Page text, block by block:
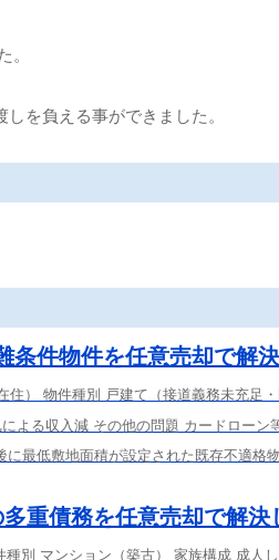
。
を負える事ができました。
条件物件を任意売却で解
住） 物件種別 戸建て（接道義務未充足
よる収入減 その他の問題 カードローン
最低敷地面積が設定された既存不適格
重債務を任意売却で解決
別 マンション（築古） 家族構成 成人